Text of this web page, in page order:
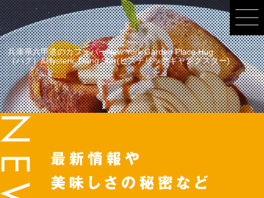
兵庫県六甲道のカフェバーNew York Garden Place Hug
（ハグ）&Hysteric Gang Star(ヒステリックギャングスター)